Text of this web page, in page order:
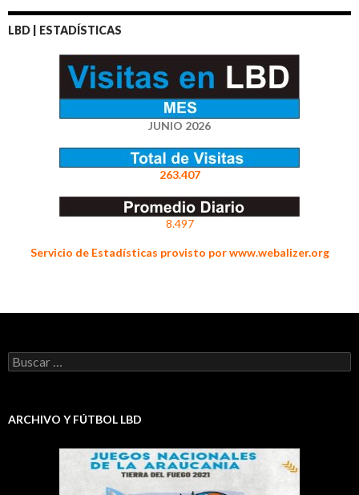
LBD | ESTADÍSTICAS
JUNIO 2026
263.407
8.497
Servicio de Estadísticas provisto por www.webalizer.org
Buscar:
ARCHIVO Y FÚTBOL LBD